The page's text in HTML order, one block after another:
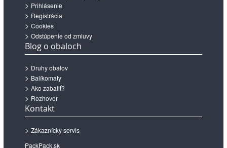
Prihlásenie
Registrácia
Cookies
Odstúpenie od zmluvy
Blog o obaloch
Druhy obalov
Balíkomaty
Ako zabaliť?
Rozhovor
Kontakt
Zákaznícky servis
PackPack.sk